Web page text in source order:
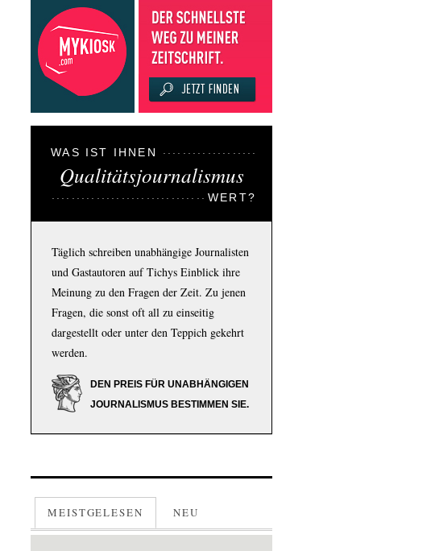
WAS IST IHNEN
Qualitätsjournalismus
WERT?
Täglich schreiben unabhängige Journalisten
und Gastautoren auf Tichys Einblick ihre
Meinung zu den Fragen der Zeit. Zu jenen
Fragen, die sonst oft all zu einseitig
dargestellt oder unter den Teppich gekehrt
werden.
DEN PREIS FÜR UNABHÄNGIGEN
JOURNALISMUS BESTIMMEN SIE.
MEISTGELESEN NEU